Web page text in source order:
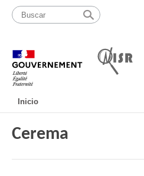
Pasar
contenido
Mapa
web
principale
Inicio
Cerema